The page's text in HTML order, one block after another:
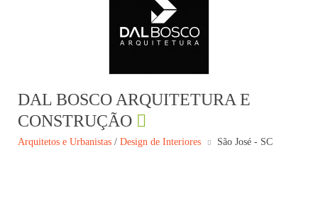
DAL BOSCO ARQUITETURA E
CONSTRUÇÃO
Arquitetos e Urbanistas / Design de Interiores São José - SC